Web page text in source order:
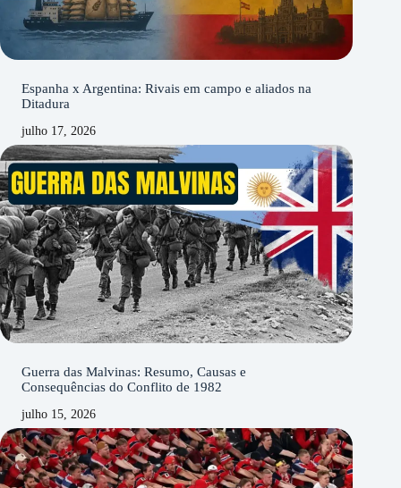
Espanha x Argentina: Rivais em campo e aliados na
Ditadura
julho 17, 2026
Guerra das Malvinas: Resumo, Causas e
Consequências do Conflito de 1982
julho 15, 2026